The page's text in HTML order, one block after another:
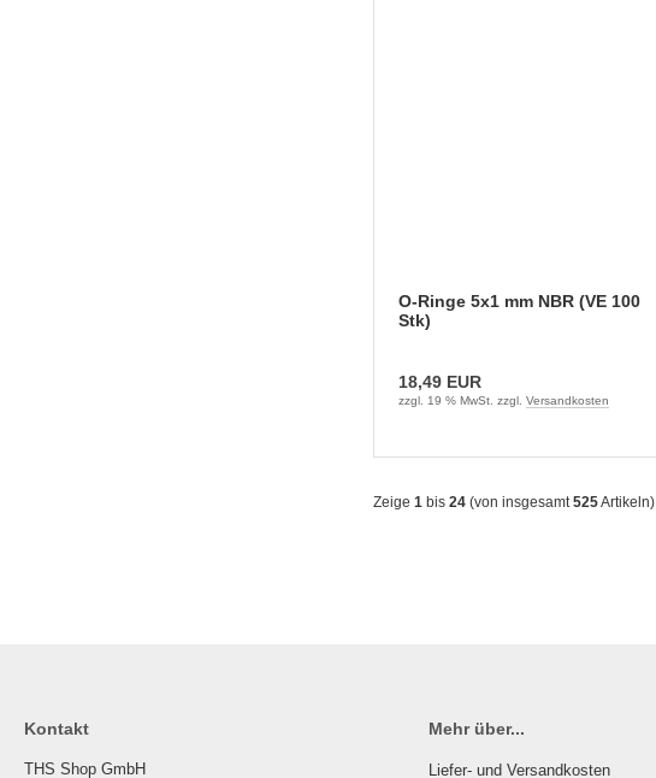
O-Ringe 5x1 mm NBR (VE 100
Stk)
18,49 EUR
zzgl. 19 % MwSt. zzgl. Versandkosten
Zeige 1 bis 24 (von insgesamt525Artikeln)
Kontakt
THS Shop GmbH
Mehr über...
Liefer- und Versandkosten